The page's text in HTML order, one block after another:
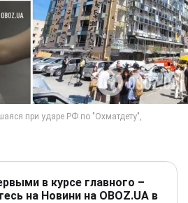
в курсе главного –
на Новини на OBOZ.UA в